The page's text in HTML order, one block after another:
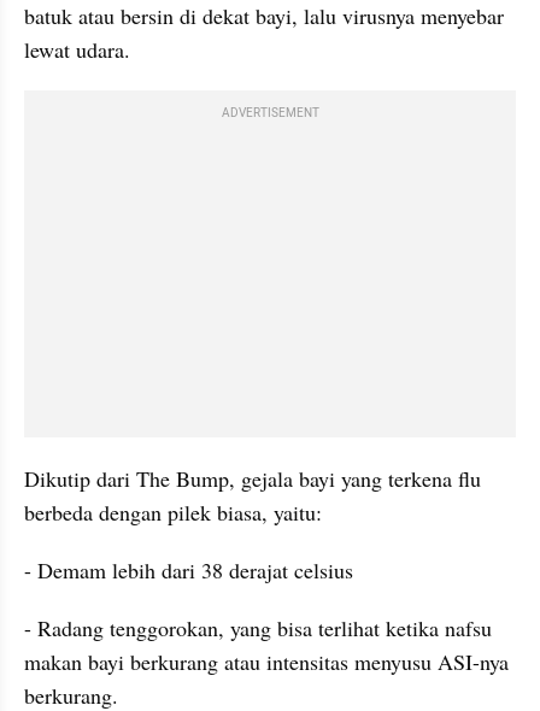
batuk atau bersin di dekat bayi, lalu virusnya menyebar
lewat udara.
ADVERTISEMENT
Dikutip dari The Bump, gejala bayi yang terkena flu
berbeda dengan pilek biasa, yaitu:
- Demam lebih dari 38 derajat celsius
- Radang tenggorokan, yang bisa terlihat ketika nafsu
makan bayi berkurang atau intensitas menyusu ASI-nya
berkurang.